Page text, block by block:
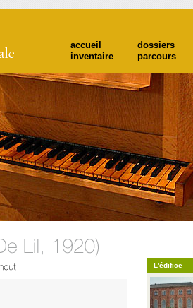
accueil dossiers
inventaire
parcours
L'édifice